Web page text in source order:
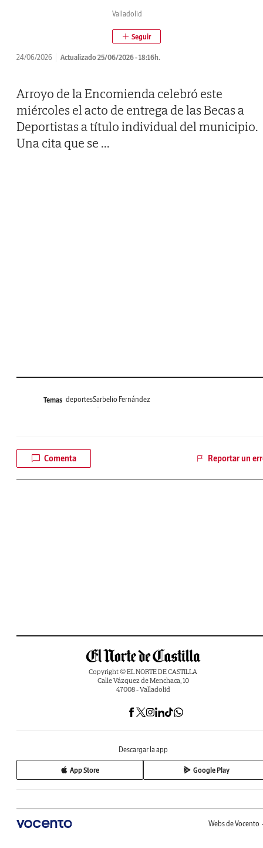
Valladolid
24/06/2026 Actualizado 25/06/2026 - 18:16h.
Arroyo de la Encomienda celebró este
miércoles el acto de entrega de las Becas a
Deportistas a título individual del municipio.
Una cita que se ...
Temas deportesSarbelio Fernández
Comenta Reportar un
Copyright © EL NORTE DE CASTILLA
Calle Vázquez de Menchaca, 10
47008 - Valladolid
Descargar la app
App Store Google Play
Webs de Vocento